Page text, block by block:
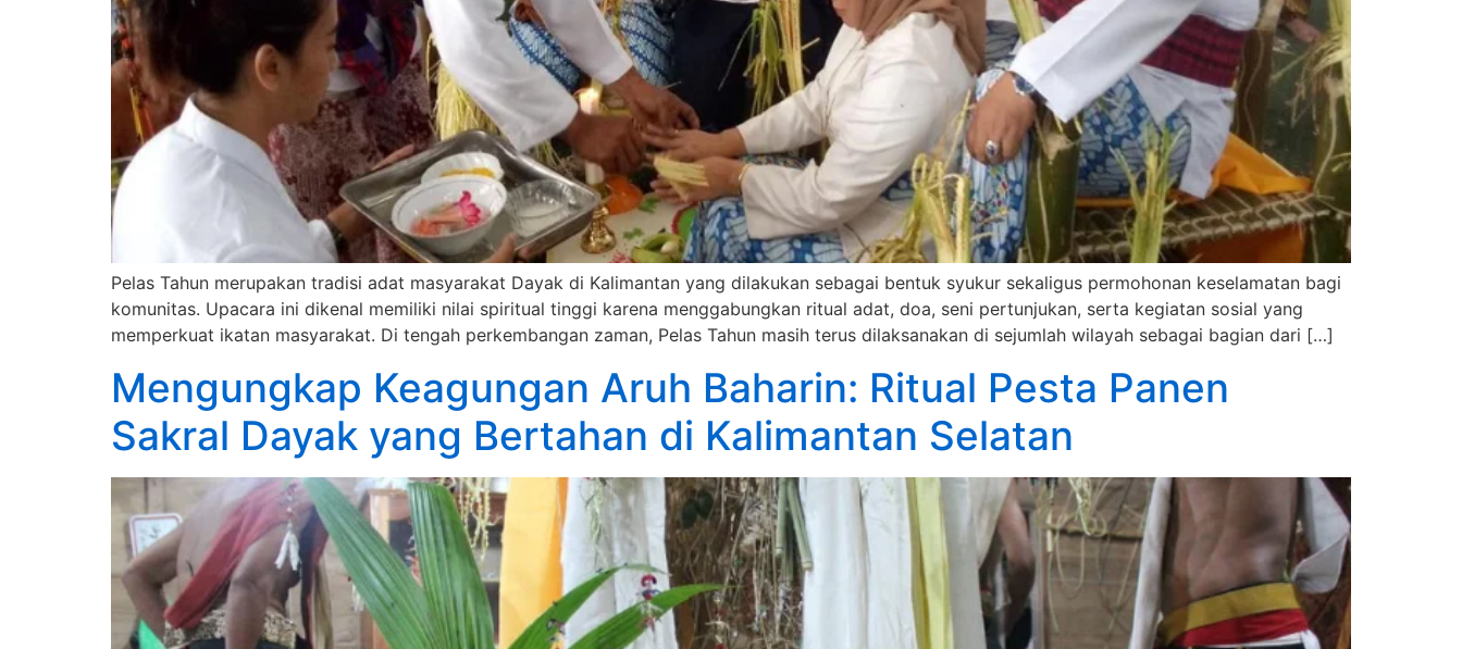
Pelas Tahun merupakan tradisi adat masyarakat Dayak di Kalimantan yang dilakukan sebagai bentuk syukur sekaligus permohonan keselamatan bagi
komunitas. Upacara ini dikenal memiliki nilai spiritual tinggi karena menggabungkan ritual adat, doa, seni pertunjukan, serta kegiatan sosial yang
memperkuat ikatan masyarakat. Di tengah perkembangan zaman, Pelas Tahun masih terus dilaksanakan di sejumlah wilayah sebagai bagian dari […]
Mengungkap Keagungan Aruh Baharin: Ritual Pesta Panen
Sakral Dayak yang Bertahan di Kalimantan Selatan